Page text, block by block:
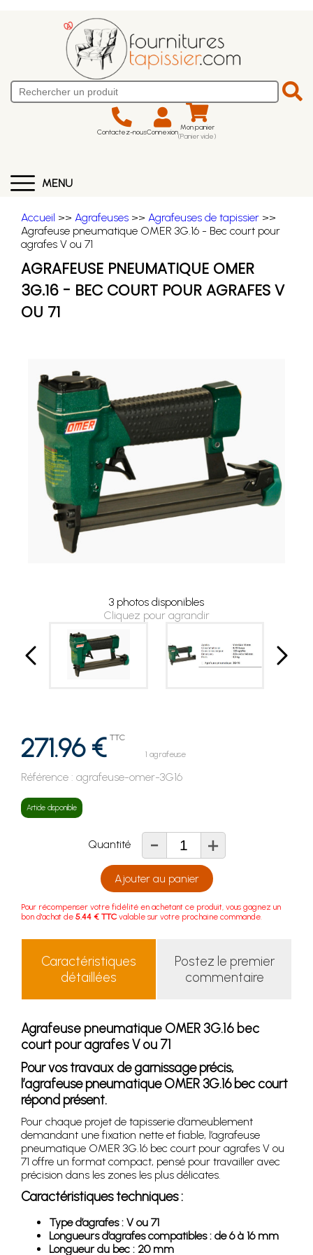
Contactez-nousConnexion Mon panier
(Panier vide)
MENU
Accueil >> Agrafeuses >> Agrafeuses de tapissier >>
Agrafeuse pneumatique OMER 3G.16 - Bec court pour
agrafes V ou 71
AGRAFEUSE PNEUMATIQUE OMER
3G.16 - BEC COURT POUR AGRAFES V
OU 71
3 photos disponibles
Cliquez pour agrandir
271.96 € TTC
1 agrafeuse
Référence : agrafeuse-omer-3G16
Article disponible
Quantité - +
Ajouter au panier
Pour récompenser votre fidélité en achetant ce produit, vous gagnez un
bon d'achat de 5.44 € TTC valable sur votre prochaine commande.
Caractéristiques
détaillées
Postez le premier
commentaire
Agrafeuse pneumatique OMER 3G.16 bec
court pour agrafes V ou 71
Pour vos travaux de garnissage précis,
l’agrafeuse pneumatique OMER 3G.16 bec court
répond présent.
Pour chaque projet de tapisserie d’ameublement
demandant une fixation nette et fiable, l’agrafeuse
pneumatique OMER 3G.16 bec court pour agrafes V ou
71 offre un format compact, pensé pour travailler avec
précision dans les zones les plus délicates.
Caractéristiques techniques :
Type d’agrafes : V ou 71
Longueurs d’agrafes compatibles : de 6 à 16 mm
Longueur du bec : 20 mm